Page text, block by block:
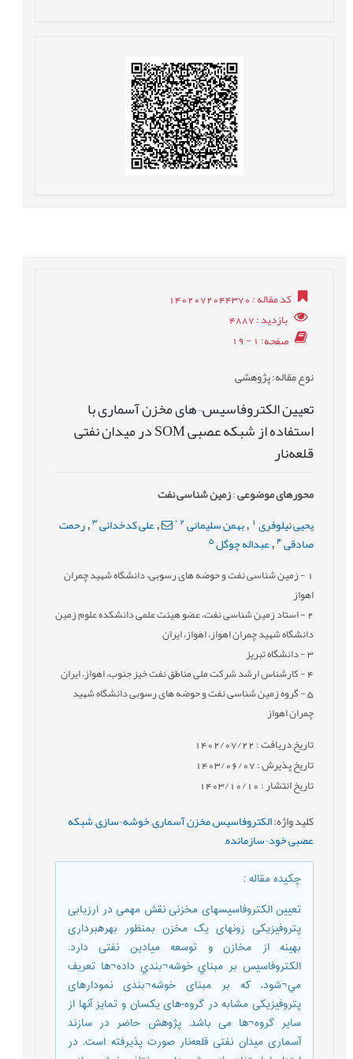
کد مقاله: 1402072044370
بازدید: 4887
صفحه: 1 - 19
نوع مقاله: پژوهشی
تعیین الکتروفاسیس¬های مخزن آسماری با
استفاده از شبکه عصبی SOM در میدان نفتی
قلعه‌نار
محورهای موضوعی:زمین شناسی نفت
یحیی نیلوفری , بهمن سلیمانی 2
*
,علی کدخدائی 3
,رحمت
صادقی 4
,عبداله چوگل 5
- زمین شناسی نفت و حوضه های رسوبی، دانشگاه شهید چمران
اهواز
2- استاد زمین شناسی نفت، عضو هیئت علمی دانشکده علوم زمین
دانشگاه شهید چمران اهواز، اهواز، ایران
3- دانشگاه تبریز
4- کارشناس ارشد شرکت ملی مناطق نفت خیز جنوب، اهواز، ایران
5- گروه زمین شناسی نفت و حوضه های رسوبی دانشگاه شهید
چمران اهواز
تاریخ دریافت : 1402/07/22
تاریخ پذیرش : 1403/06/07
تاریخ انتشار : 1403/10/10
کلید واژه:الکتروفاسیس,مخزن آسماری,خوشه¬سازی,شبکه
عصبی خود¬سازمانده,
چکیده مقاله:
تعیین الکتروفاسیسهای مخزنی نقش مهمی در ارزیابی
پتروفیزیکی زونهای یک مخزن بمنظور بهرهبرداری
بهینه از مخازن و توسعه میادین نفتی دارد.
الکتروفاسیس بر مبناي خوشه¬بندي داده¬ها تعريف
مي¬شود، که بر مبنای خوشه¬بندی نمودارهای
پتروفیزیکی مشابه در گروه-های یکسان و تمایز آنها از
سایر گروه¬ها می باشد. پژوهش حاضر در سازند
آسماری میدان نفتی قلعه‌نار صورت پذیرفته است. در